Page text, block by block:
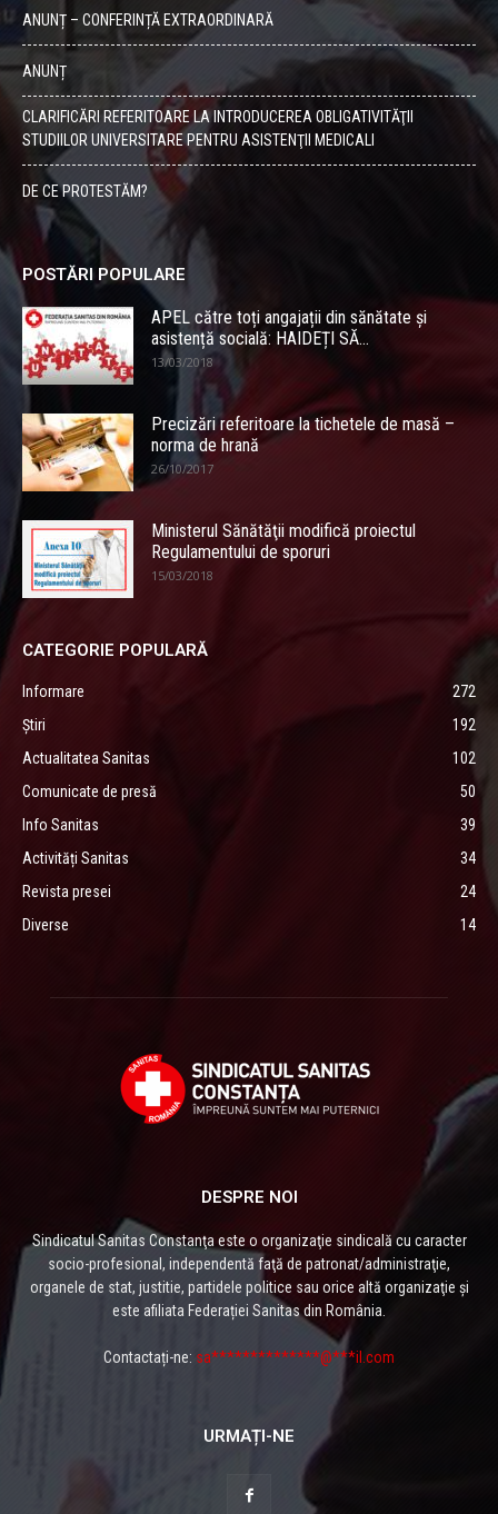
ANUNȚ – CONFERINȚĂ EXTRAORDINARĂ
ANUNȚ
CLARIFICĂRI REFERITOARE LA INTRODUCEREA OBLIGATIVITĂŢII
STUDIILOR UNIVERSITARE PENTRU ASISTENŢII MEDICALI
DE CE PROTESTĂM?
POSTĂRI POPULARE
APEL către toți angajații din sănătate și
asistență socială: HAIDEȚI SĂ...
13/03/2018
Precizări referitoare la tichetele de masă –
norma de hrană
26/10/2017
Ministerul Sănătăţii modifică proiectul
Regulamentului de sporuri
15/03/2018
CATEGORIE POPULARĂ
Informare
272
Știri
192
Actualitatea Sanitas
102
Comunicate de presă
50
Info Sanitas
39
Activități Sanitas
34
Revista presei
24
Diverse
14
DESPRE NOI
Sindicatul Sanitas Constanţa este o organizaţie sindicală cu caracter
socio-profesional, independentă faţă de patronat/administraţie,
organele de stat, justitie, partidele politice sau orice altă organizaţie și
este afiliata Federației Sanitas din România.
Contactați-ne: sa**************@***il.com
URMAȚI-NE